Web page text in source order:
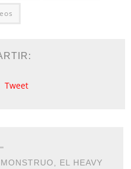
Tweet
EL HEAVY